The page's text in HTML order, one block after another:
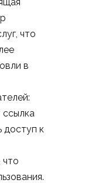
что
в
ссылка
доступ к